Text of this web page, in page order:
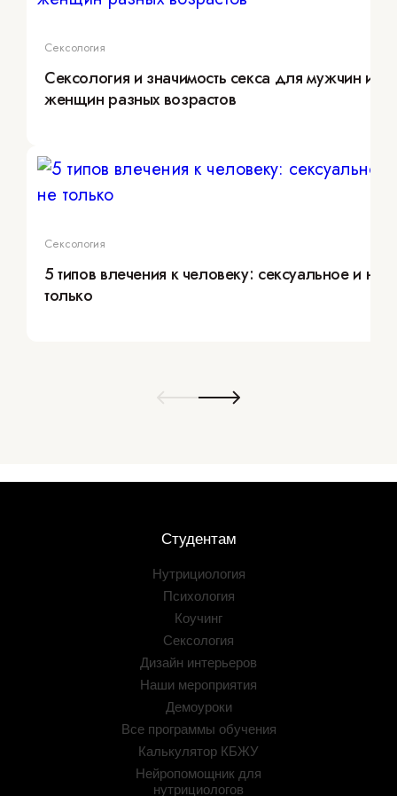
Сексология
Сексология и значимость секса для мужчин и
женщин разных возрастов
Сексология
5 типов влечения к человеку: сексуальное и не
только
Студентам
Нутрициология
Психология
Коучинг
Сексология
Дизайн интерьеров
Наши мероприятия
Демоуроки
Все программы обучения
Калькулятор КБЖУ
Нейропомощник для
нутрициологов